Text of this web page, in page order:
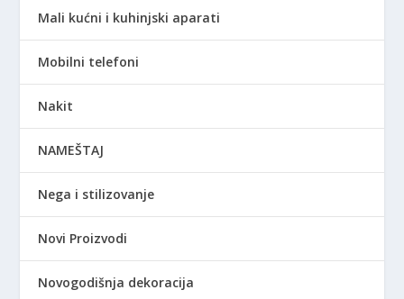
Mali kućni i kuhinjski aparati
Mobilni telefoni
Nakit
NAMEŠTAJ
Nega i stilizovanje
Novi Proizvodi
Novogodišnja dekoracija